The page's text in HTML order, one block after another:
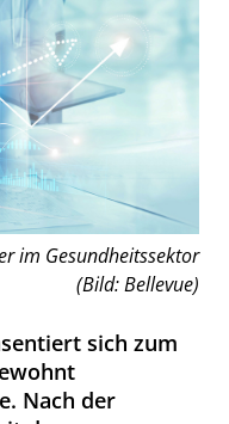
im Gesundheitssektor
(Bild: Bellevue)
sich zum
Nach der